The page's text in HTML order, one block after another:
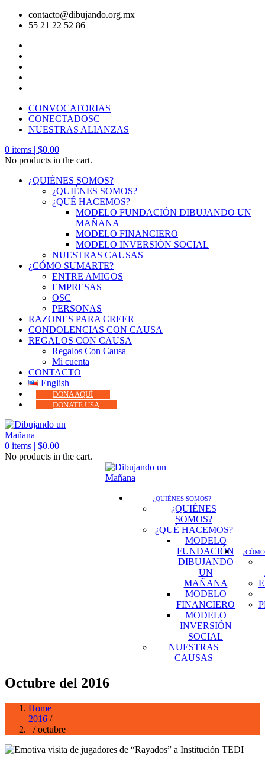
contacto@dibujando.org.mx
55 21 22 52 86
CONVOCATORIAS
CONECTADOSC
NUESTRAS ALIANZAS
0 items | $0.00
No products in the cart.
¿QUIÉNES SOMOS?
¿QUIÉNES SOMOS?
¿QUÉ HACEMOS?
MODELO FUNDACIÓN DIBUJANDO UN
MAÑANA
MODELO FINANCIERO
MODELO INVERSIÓN SOCIAL
NUESTRAS CAUSAS
¿CÓMO SUMARTE?
ENTRE AMIGOS
EMPRESAS
OSC
PERSONAS
RAZONES PARA CREER
CONDOLENCIAS CON CAUSA
REGALOS CON CAUSA
Regalos Con Causa
Mi cuenta
CONTACTO
English
DONA AQUÍ
DONATE USA
0 items | $0.00
No products in the cart.
¿QUIÉNES SOMOS?
¿QUIÉNES
SOMOS?
¿QUÉ HACEMOS?
MODELO
FUNDACIÓN
DIBUJANDO
UN
MAÑANA
MODELO
FINANCIERO
MODELO
INVERSIÓN
SOCIAL
NUESTRAS
CAUSAS
Octubre del 2016
Home
2016 /
/ octubre